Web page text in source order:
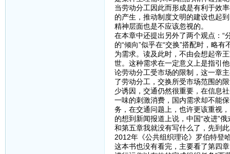
当劳动分工因此而形成是有利于效
的产生，推动制度文明的建设也起
精神层面也是不应该忽视的。
在本章中还提出另外了两个观点：“
的“倾向”似乎在“交换”搭配时，略
为需求。读及此时，不由会想起帝
世。这种需求在一定意义上是指引
论劳动分工受市场的限制，这一章
了劳动分工，交换所受市场范围的
少诱因，交通仍然很重要，在信息
一味的刺激消费，国内需求却不能
务，在交通问题上，也许更该重视
的想到新闻报道上说，中国“改进”
和第五章我就没有写什么了，先到
2012年《公共组织理论》罗伯特登
这本书也没有看完，主要看了第四